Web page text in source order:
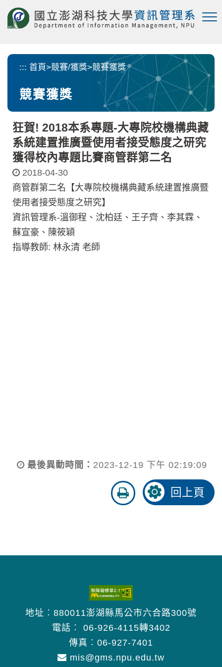
::: 首頁>競賽/獲獎>競賽獲獎
競賽獲獎
狂賀! 2018本系專題-大專院校機構典藏
系統建置推廣暨使用者接受態度之研究
獲得校內專題比賽商管群第二名
2018-04-30
商管群第二名【大專院校機構典藏系統建置推廣暨
使用者接受態度之研究】
資訊管理系-溫御程、沈柏廷、王子齊、李其霖、
蘇宣豪、陳筱穎
指導教師: 林永清 老師
最後異動時間： 2023-12-19 下午 02:19:09
友
善
回上頁
地址︰880011澎湖縣馬公市六合路300號
電話︰ 06-926-4115轉3402
傳真︰06-927-7401
mis@gms.npu.edu.tw